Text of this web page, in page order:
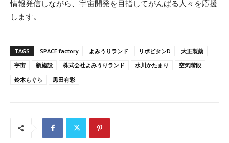
情報発信しながら、宇宙開発を目指してがんばる人々を応援
します。
TAGS SPACE factory よみうりランド リポビタンD
大正製薬
宇宙
新施設 株式会社よみうりランド 水川かたまり
空気階段
鈴木もぐら
黒田有彩